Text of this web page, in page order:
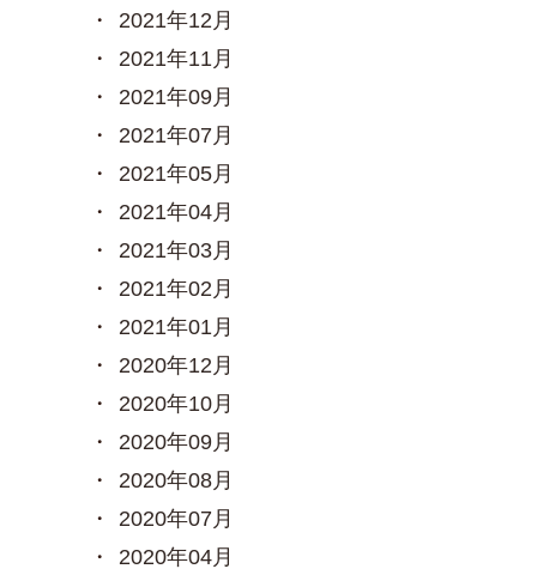
2021年12月
2021年11月
2021年09月
2021年07月
2021年05月
2021年04月
2021年03月
2021年02月
2021年01月
2020年12月
2020年10月
2020年09月
2020年08月
2020年07月
2020年04月